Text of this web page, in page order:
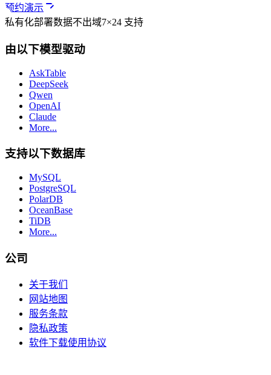
预约演示
私有化部署数据不出域7×24 支持
由以下模型驱动
AskTable
DeepSeek
Qwen
OpenAI
Claude
More...
支持以下数据库
MySQL
PostgreSQL
PolarDB
OceanBase
TiDB
More...
公司
关于我们
网站地图
服务条款
隐私政策
软件下载使用协议